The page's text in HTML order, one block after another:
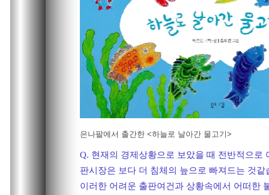
은나팔에서 출간한 <하늘로 날아간 물고기>
Q. 현재의 경제상황으로 보았을 때 전반적으로
판시장은 보다 더 침체의 늪으로 빠져드는 것같
이러한 어려운 출판여건과 상황속에서 어떠한